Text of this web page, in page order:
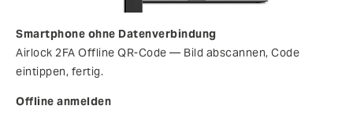
Smartphone ohne Datenverbindung
Airlock 2FA Offline QR-Code — Bild abscannen, Code
eintippen, fertig.
Offline anmelden